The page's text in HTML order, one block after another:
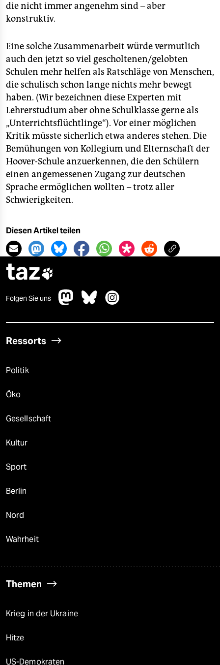
die nicht immer angenehm sind – aber
konstruktiv.
Eine solche Zusammenarbeit würde vermutlich
auch den jetzt so viel gescholtenen/gelobten
Schulen mehr helfen als Ratschläge von Menschen,
die schulisch schon lange nichts mehr bewegt
haben. (Wir bezeichnen diese Experten mit
Lehrerstudium aber ohne Schulklasse gerne als
„Unterrichtsflüchtlinge“). Vor einer möglichen
Kritik müsste sicherlich etwa anderes stehen. Die
Bemühungen von Kollegium und Elternschaft der
Hoover-Schule anzuerkennen, die den Schülern
einen angemessenen Zugang zur deutschen
Sprache ermöglichen wollten – trotz aller
Schwierigkeiten.
Diesen Artikel teilen
taz
Folgen Sie uns
Ressorts
Politik
Öko
Gesellschaft
Kultur
Sport
Berlin
Nord
Wahrheit
Themen
Krieg in der Ukraine
Hitze
US-Demokraten